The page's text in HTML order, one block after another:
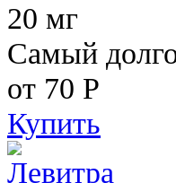
20 мг
Самый
от 70 Р
Купить